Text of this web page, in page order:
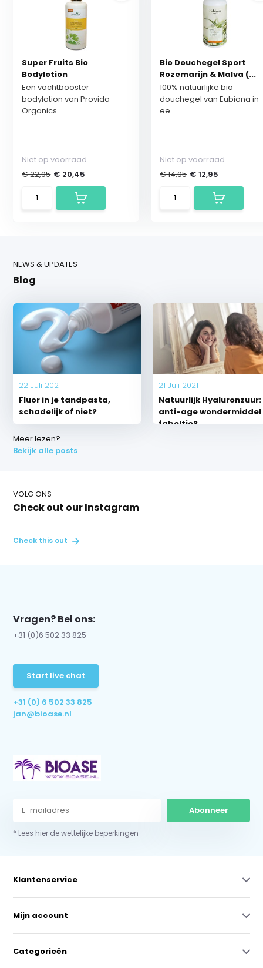
Super Fruits Bio
Bodylotion
Een vochtbooster
bodylotion van Provida
Organics...
Niet op voorraad
€ 22,95 € 20,45
Bio Douchegel Sport
Rozemarijn & Malva (...
100% natuurlijke bio
douchegel van Eubiona in
ee...
Niet op voorraad
€ 14,95 € 12,95
NEWS & UPDATES
Blog
Meer lezen?
Bekijk alle posts
22 Juli 2021
Fluor in je tandpasta,
schadelijk of niet?
21 Juli 2021
Natuurlijk Hyaluronzuur:
anti-age wondermiddel
fabeltje?
VOLG ONS
Check out our Instagram
Check this out
Vragen? Bel ons:
+31 (0)6 502 33 825
Start live chat
+31 (0) 6 502 33 825
jan@bioase.nl
Abonneer
* Lees hier de wettelijke beperkingen
Klantenservice
Mijn account
Categorieën